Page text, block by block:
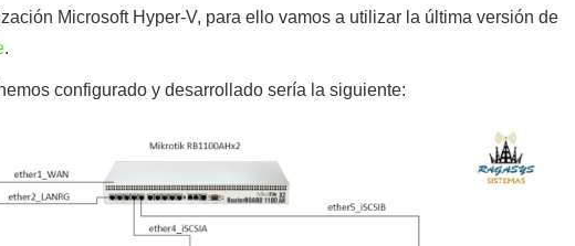
Microsoft Hyper-V, para ello vamos a utilizar la última versión de
.
configurado y desarrollado sería la siguiente: